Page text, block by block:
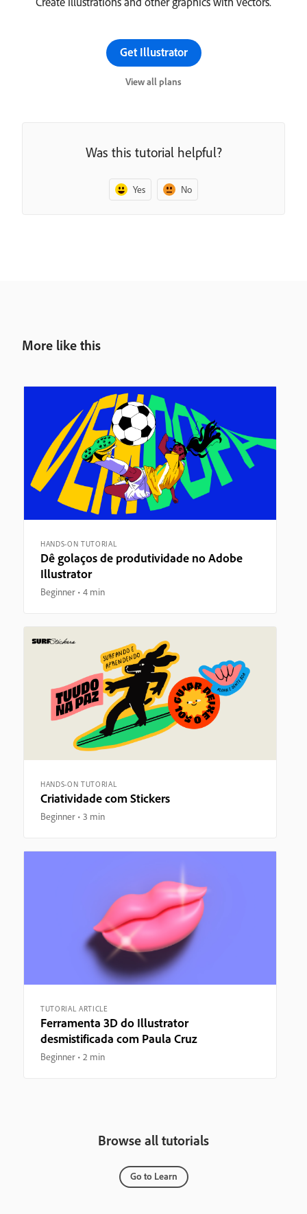
Get Illustrator
View all plans
Was this tutorial helpful?
Yes No
More like this
HANDS-ON TUTORIAL
Dê golaços de produtividade no Adobe
Illustrator
Beginner 4 min
HANDS-ON TUTORIAL
Criatividade com Stickers
Beginner 3 min
TUTORIAL ARTICLE
Ferramenta 3D do Illustrator
desmistificada com Paula Cruz
Beginner 2 min
Browse all tutorials
Go to Learn